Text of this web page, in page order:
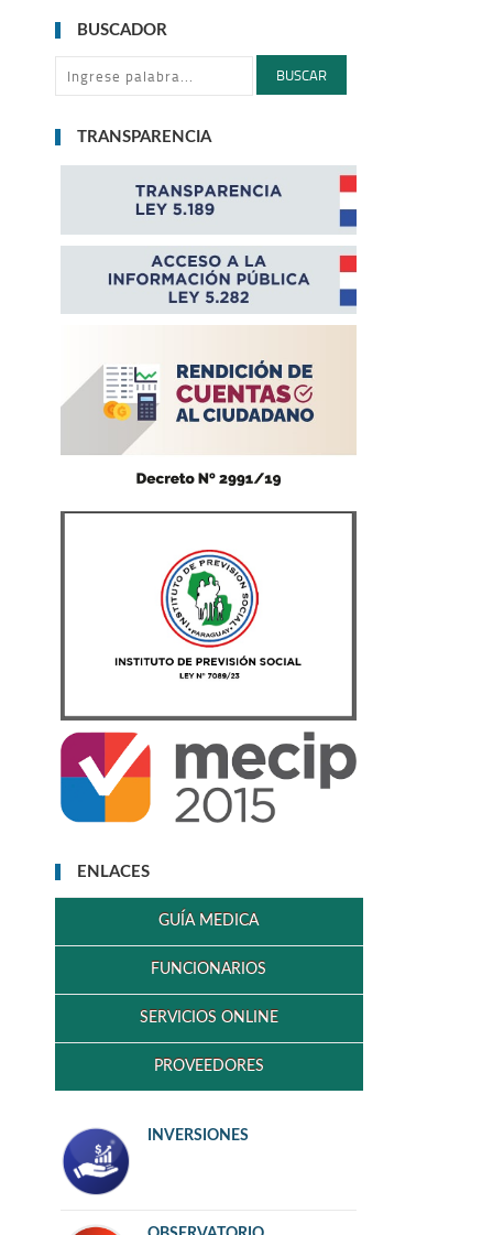
BUSCADOR
BUSCAR
TRANSPARENCIA
ENLACES
GUÍA MEDICA
FUNCIONARIOS
SERVICIOS ONLINE
PROVEEDORES
INVERSIONES